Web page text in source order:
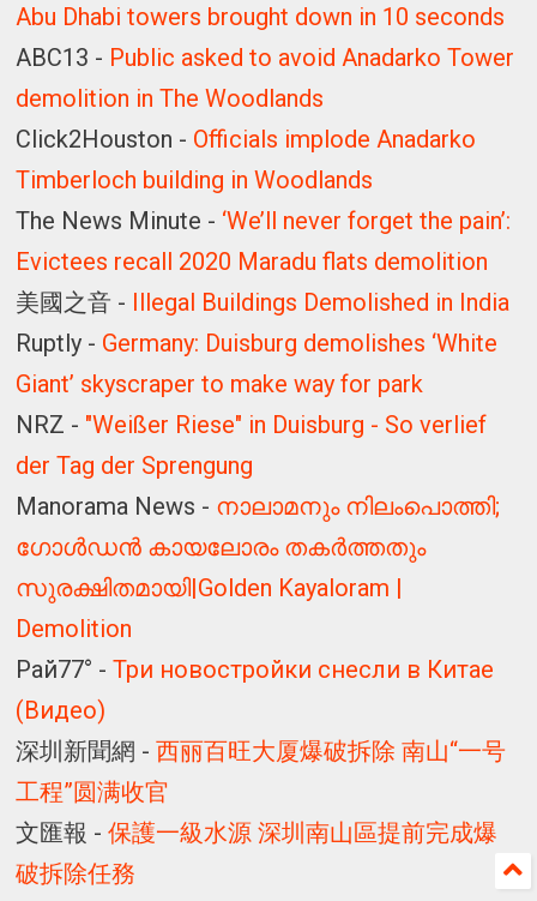
Abu Dhabi towers brought down in 10 seconds
ABC13 - Public asked to avoid Anadarko Tower
demolition in The Woodlands
Click2Houston - Officials implode Anadarko
Timberloch building in Woodlands
The News Minute - ‘We’ll never forget the pain’:
Evictees recall 2020 Maradu flats demolition
美國之音 - Illegal Buildings Demolished in India
Ruptly - Germany: Duisburg demolishes ‘White
Giant’ skyscraper to make way for park
NRZ - "Weißer Riese" in Duisburg - So verlief
der Tag der Sprengung
Manorama News - നാലാമനും നിലംപൊത്തി;
ഗോൾഡൻ കായലോരം തകർത്തതും
സുരക്ഷിതമായി|Golden Kayaloram |
Demolition
Рай77° -Три новостройки снесли в Китае
(Видео)
深圳新聞網 -西丽百旺大厦爆破拆除 南山“一号
工程”圆满收官
文匯報 -保護一級水源 深圳南山區提前完成爆
破拆除任務